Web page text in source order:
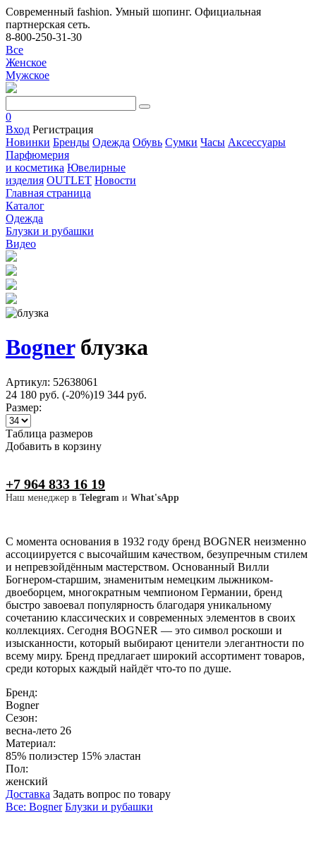
Современный fashion. Умный шопинг. Официальная
партнерская сеть.
8-800-250-31-30
Все
Женское
Мужское
0
Вход Регистрация
Новинки Бренды Одежда Обувь Сумки Часы Аксессуары
Парфюмерия
и косметика Ювелирные
изделия OUTLET Новости
Главная страница
Каталог
Одежда
Блузки и рубашки
Видео
Bognerблузка
Артикул: 52638061
24 180 руб. (-20%)19 344 руб.
Размер:
Таблица размеров
Добавить в корзину
+7 964 833 16 19
Наш менеджер в Telegram и What'sApp
С момента основания в 1932 году бренд BOGNER неизменно
ассоциируется с высочайшим качеством, безупречным стилем
и непревзойдённым мастерством. Основанный Вилли
Богнером-старшим, знаменитым немецким лыжником-
двоеборцем, многократным чемпионом Германии, бренд
быстро завоевал популярность благодаря уникальному
сочетанию классических и современных элементов в своих
коллекциях. Сегодня BOGNER — это символ роскоши и
изысканности, который выбирают ценители элегантности по
всему миру. Бренд предлагает широкий ассортимент товаров,
среди которых каждый найдёт что-то по душе.
Бренд:
Bogner
Сезон:
весна-лето 26
Материал:
85% полиэстер 15% эластан
Пол:
женский
Доставка Задать вопрос по товару
Все: Bogner Блузки и рубашки